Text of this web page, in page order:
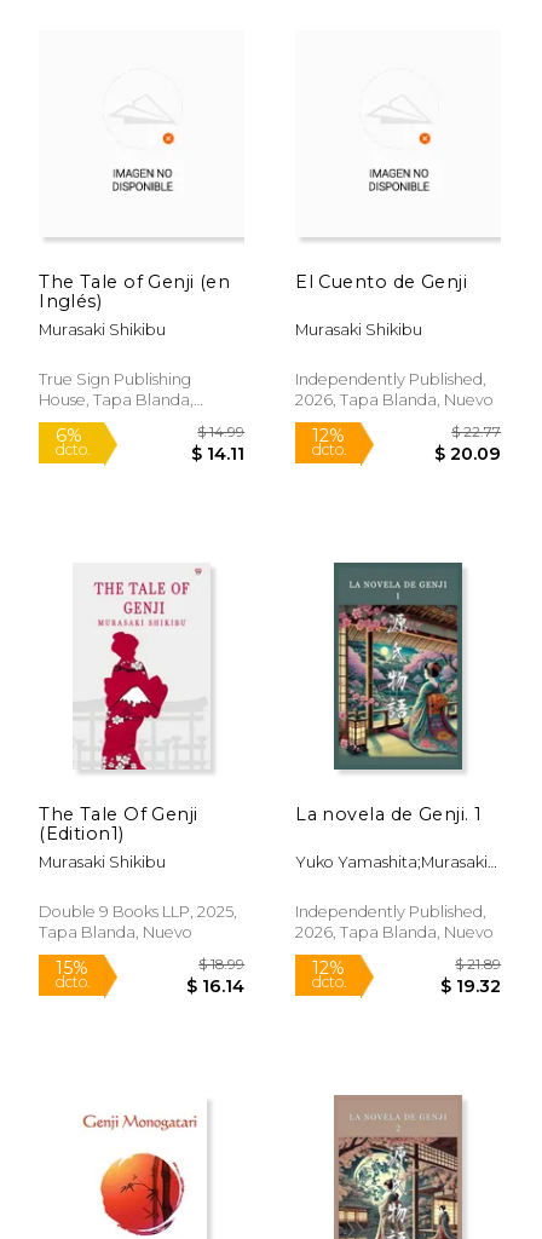
The Tale of Genji (en
Inglés)
Murasaki Shikibu
True Sign Publishing
House, Tapa Blanda,
Nuevo
El Cuento de Genji
Murasaki Shikibu
Independently Published,
2026, Tapa Blanda, Nuevo
The Tale Of Genji
(Edition1)
Murasaki Shikibu
Double 9 Books LLP, 2025,
Tapa Blanda, Nuevo
La novela de Genji. 1
Yuko Yamashita;Murasaki
Independently Published,
2026, Tapa Blanda, Nuevo